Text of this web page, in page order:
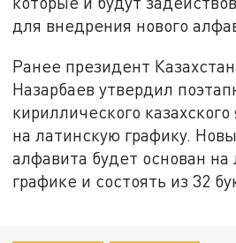
для внедрения нового
Ранее президент
Назарбаев утвердил
кириллического казахского
на латинскую графику.
алфавита будет основан на
графике и состоять из 32